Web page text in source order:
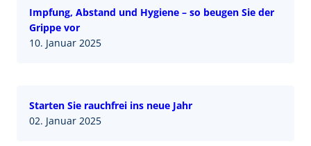
Impfung, Abstand und Hygiene – so beugen Sie der
Grippe vor
10. Januar 2025
Starten Sie rauchfrei ins neue Jahr
02. Januar 2025